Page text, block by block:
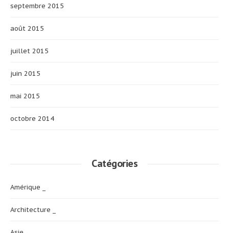
septembre 2015
août 2015
juillet 2015
juin 2015
mai 2015
octobre 2014
Catégories
Amérique _
Architecture _